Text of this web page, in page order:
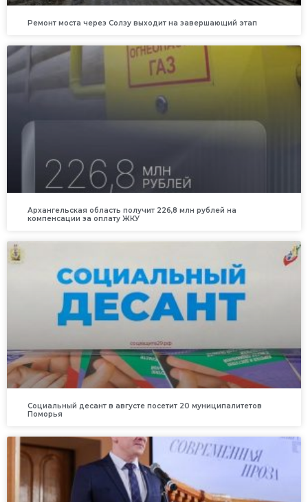
Ремонт моста через Солзу выходит на завершающий этап
Архангельская область получит 226,8 млн рублей на
компенсации за оплату ЖКУ
Социальный десант в августе посетит 20 муниципалитетов
Поморья